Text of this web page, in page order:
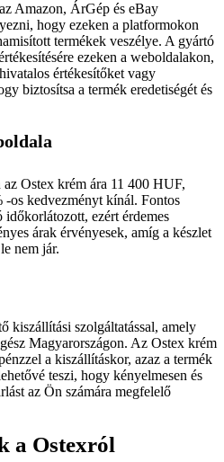
Amazon, ÁrGép és eBay
hogy ezeken a platformokon
termékek veszélye. A gyártó
ezeken a weboldalakon,
értékesítőket vagy
biztosítsa a termék eredetiségét és
Ostex krém ára 11 400 HUF,
-os kedvezményt kínál. Fontos
ezért érdemes
árak érvényesek, amíg a készlet
nem jár.
kiszállítási szolgáltatással, amely
Magyarországon. Az Ostex krém
a kiszállításkor, azaz a termék
teszi, hogy kényelmesen és
az Ön számára megfelelő
a Ostexról